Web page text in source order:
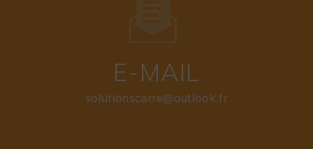
E-MAIL
solutionscarre@outlook.fr